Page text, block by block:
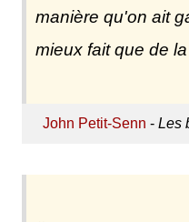
manière qu'on ait
mieux fait que de
John Petit-Senn -Les